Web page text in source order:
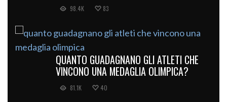
98.4K 83
QUANTO GUADAGNANO GLI ATLETI CHE
VINCONO UNA MEDAGLIA OLIMPICA?
81.1K 40